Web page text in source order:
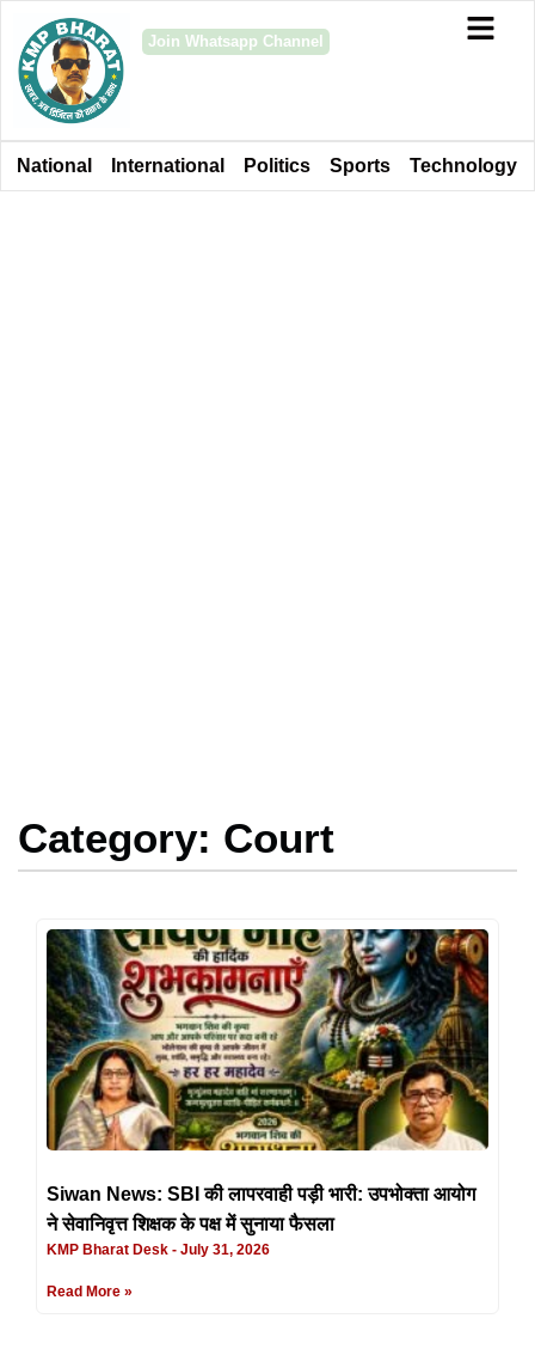
Join Whatsapp Channel
National International Politics Sports Technology
Category: Court
Siwan News: SBI की लापरवाही पड़ी भारी: उपभोक्ता आयोग
ने सेवानिवृत्त शिक्षक के पक्ष में सुनाया फैसला
KMP Bharat Desk July 31, 2026
Read More »